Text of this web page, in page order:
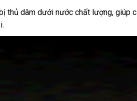
thủ dâm dưới nước chất lượng,